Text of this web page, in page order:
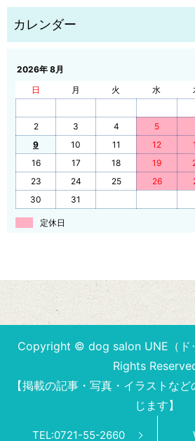
TEL:0721-55-2660
2026年 8月
日
月 火 水
2
3 4 5
9
10 11 12
16
17 18 19
23
24 25 26
30
31
定休日
Copyright © dog salon UNE（ド
Rights
【掲載の記事・写真・イラストな
じます】